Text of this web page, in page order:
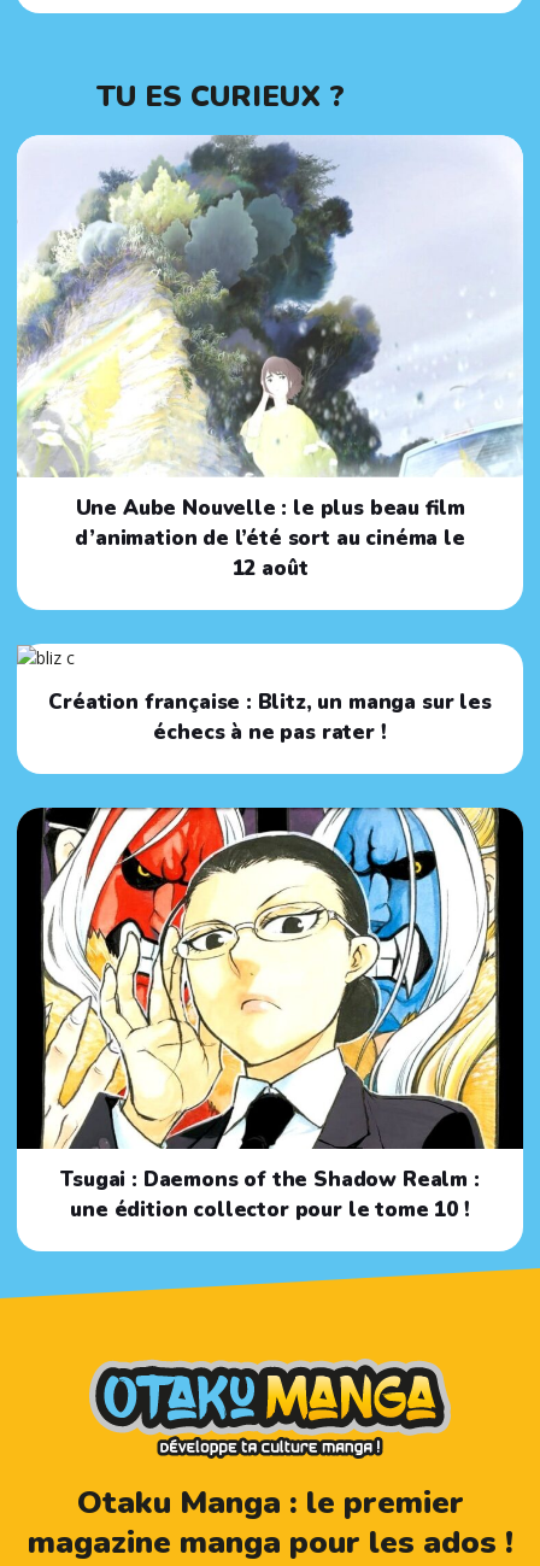
TU ES CURIEUX ?
Une Aube Nouvelle : le plus beau film
d’animation de l’été sort au cinéma le
12 août
Création française : Blitz, un manga sur les
échecs à ne pas rater !
Tsugai : Daemons of the Shadow Realm :
une édition collector pour le tome 10 !
Otaku Manga : le premier
magazine manga pour les ados !